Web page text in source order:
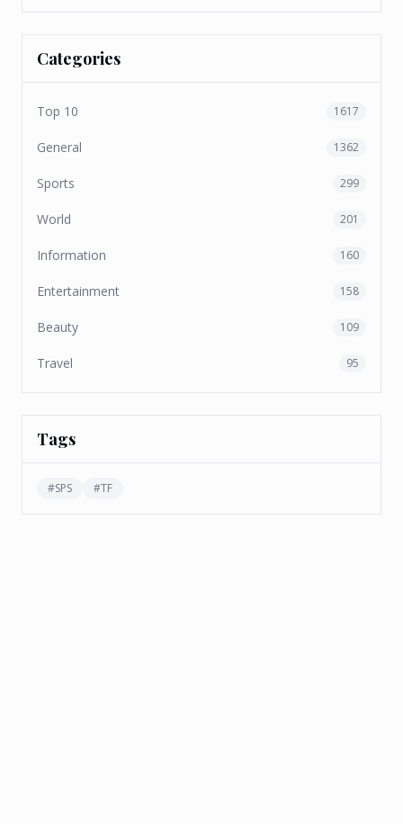
Categories
Top 10 1617
General 1362
Sports 299
World 201
Information 160
Entertainment 158
Beauty 109
Travel 95
Tags
#SPS #TF